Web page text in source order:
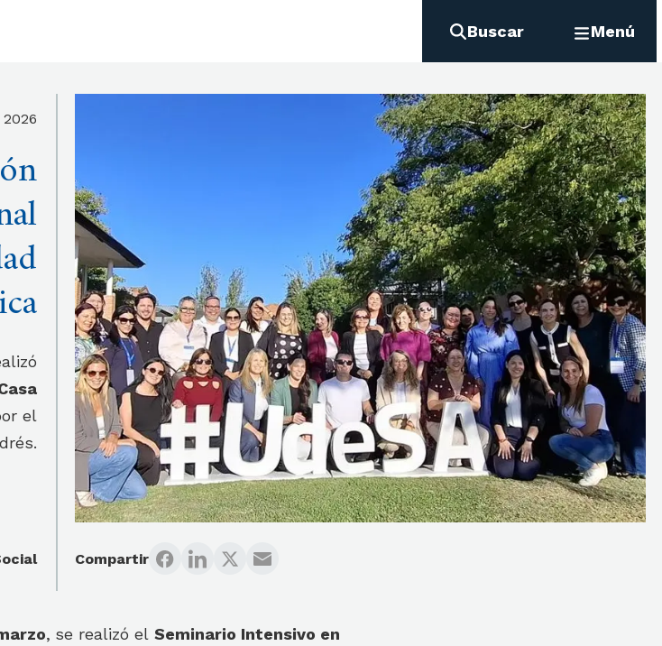
Buscar Menú
el
Compartir
, se realizó el Seminario Intensivo en